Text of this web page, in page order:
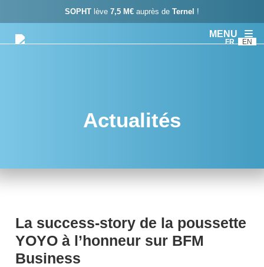
SOPHT lève 7,5 M€ auprès de Ternel !
FR EN
MENU
Actualités
La success-story de la poussette
YOYO à l’honneur sur BFM
Business